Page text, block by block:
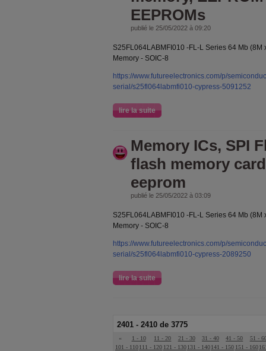
EEPROMs
publié le 25/05/2022 à 09:20
S25FL064LABMFI010 -FL-L Series 64 Mb (8M
Memory - SOIC-8
https://www.futureelectronics.com/p/
serial/s25fl064labmfi010-cypress-5091252
lire la suite
Memory ICs, SPI
flash memory
eeprom
publié le 25/05/2022 à 03:09
S25FL064LABMFI010 -FL-L Series 64 Mb (8M
Memory - SOIC-8
https://www.futureelectronics.com/p/
serial/s25fl064labmfi010-cypress-2089250
lire la suite
2401 - 2410 de 3775
« 1 - 10 11 - 20 21 - 30 31 - 40 41 - 50
51 -
101 - 110111 - 120 121 - 130 131 - 140141 - 150 151 - 160